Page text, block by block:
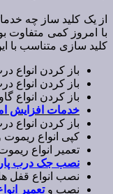
از یک کلید ساز چه
با امروز کمی متفاوت
کلید سازی متناسب با
باز کردن
باز کردن انواع
باز کردن انواع
خدمات افزایش
باز کردن انواع
کپی انواع
تعمیر انواع
نصب جک درب
نصب انواع قفل
نصب وتعمیر